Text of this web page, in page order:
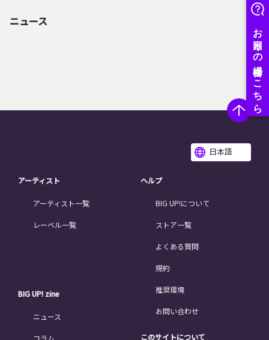
ニュース
日本語
アーティスト
アーティスト一覧
レーベル一覧
BIG UP! zine
ニュース
コラム
ヘルプ
BIG UP!について
ストア一覧
よくある質問
規約
推奨環境
お問い合わせ
このサイトについて